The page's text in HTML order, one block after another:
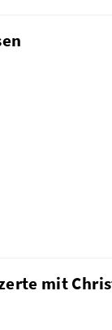
mit